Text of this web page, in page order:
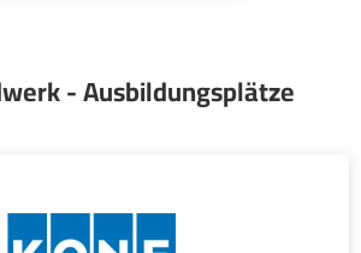
- Ausbildungsplätze